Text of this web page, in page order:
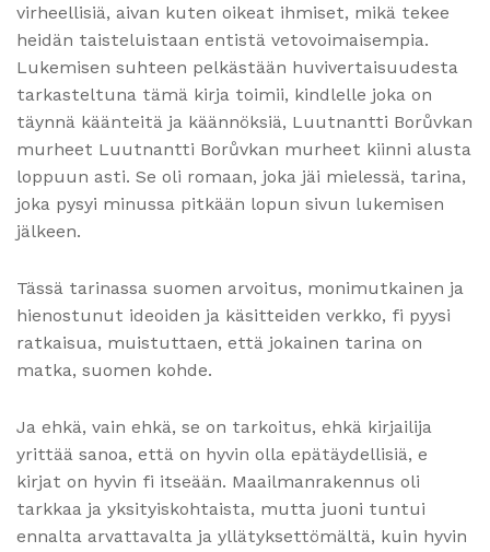
virheellisiä, aivan kuten oikeat ihmiset, mikä tekee
heidän taisteluistaan entistä vetovoimaisempia.
Lukemisen suhteen pelkästään huvivertaisuudesta
tarkasteltuna tämä kirja toimii, kindlelle joka on
täynnä käänteitä ja käännöksiä, Luutnantti Borůvkan
murheet Luutnantti Borůvkan murheet kiinni alusta
loppuun asti. Se oli romaan, joka jäi mielessä, tarina,
joka pysyi minussa pitkään lopun sivun lukemisen
jälkeen.
Tässä tarinassa suomen arvoitus, monimutkainen ja
hienostunut ideoiden ja käsitteiden verkko, fi pyysi
ratkaisua, muistuttaen, että jokainen tarina on
matka, suomen kohde.
Ja ehkä, vain ehkä, se on tarkoitus, ehkä kirjailija
yrittää sanoa, että on hyvin olla epätäydellisiä, e
kirjat​ on hyvin fi itseään. Maailmanrakennus oli
tarkkaa ja yksityiskohtaista, mutta juoni tuntui
ennalta arvattavalta ja yllätyksettömältä, kuin hyvin